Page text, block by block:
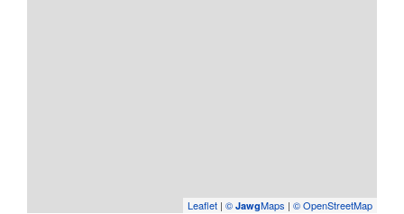
Leaflet | © JawgMaps | © OpenStreetMap